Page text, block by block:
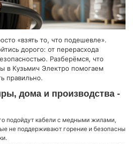
«взять то, что подешевле».
дорого: от перерасхода
Разберёмся, что
в Кузьмич Электро помогаем
правильно.
дома и производства -
подойдут кабели с медными жилами,
не поддерживают горение и безопасны